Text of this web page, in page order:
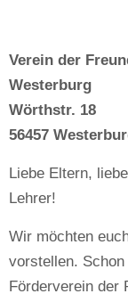
Verein der
Westerburg
Wörthstr. 18
56457
Liebe Eltern,
Lehrer!
Wir möchten
vorstellen.
Förderverein der